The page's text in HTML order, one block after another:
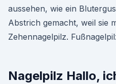
aussehen, wie ein
Abstrich gemacht, weil sie
Zehennagelpilz.
Nagelpilz Hallo,